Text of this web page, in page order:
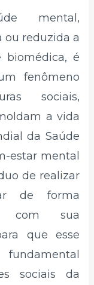
mental,
ou reduzida a
biomédica, é
fenômeno
sociais,
a vida
da Saúde
estar mental
de realizar
de forma
com sua
que esse
sociais da